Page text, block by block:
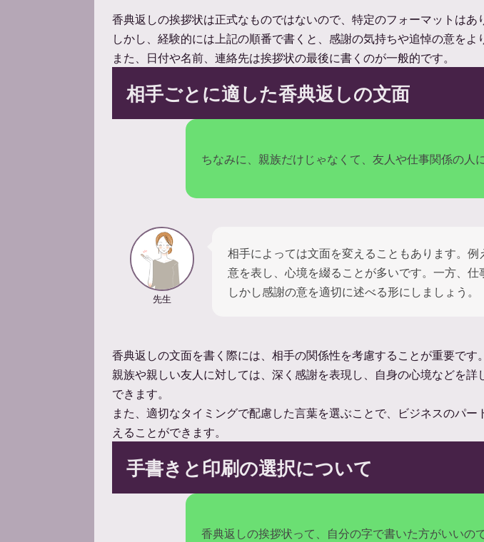
香典返しの挨拶状は正式なものではないので、特定のフォーマットはあ
しかし、経験的には上記の順番で書くと、感謝の気持ちや追悼の意をよ
また、日付や名前、連絡先は挨拶状の最後に書くのが一般的です。
相手ごとに適した香典返しの文面
ちなみに、親族だけじゃなくて、友人や仕事関係の人
先生
相手によっては文面を変えることもあります。
意を表し、心境を綴ることが多いです。一方、仕
しかし感謝の意を適切に述べる形にしましょう。
香典返しの文面を書く際には、相手の関係性を考慮することが重要です。
親族や親しい友人に対しては、深く感謝を表現し、自身の心境などを
できます。
また、適切なタイミングで配慮した言葉を選ぶことで、ビジネスのパ
えることができます。
手書きと印刷の選択について
香典返しの挨拶状って、自分の字で書いた方がいいの